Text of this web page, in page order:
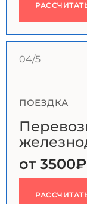
04/5
ПОЕЗДКА
от 3500₽